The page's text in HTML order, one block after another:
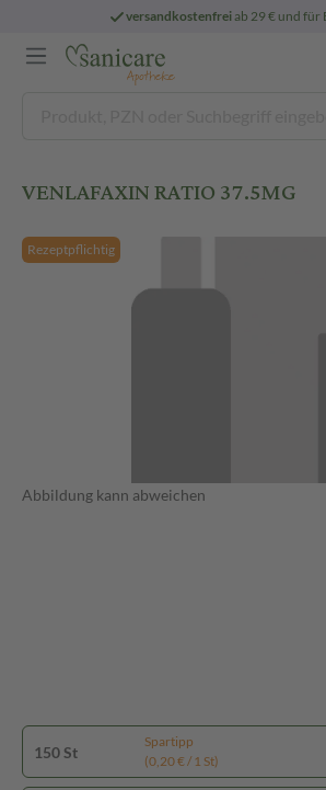
versandkostenfreiab 29 € und für
VENLAFAXIN RATIO 37.5MG
Rezeptpflichtig
Abbildung kann abweichen
150 St
Spartipp
(0,20 € / 1 St)